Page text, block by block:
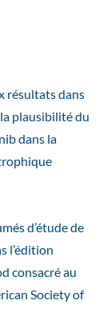
résultats dans
plausibilité du
dans la
d’étude de
l’édition
consacré au
Society of